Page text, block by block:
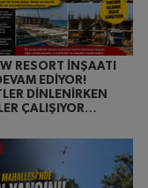
RESORT İNŞAATI
EDİYOR!
DİNLENİRKEN
ÇALIŞIYOR…